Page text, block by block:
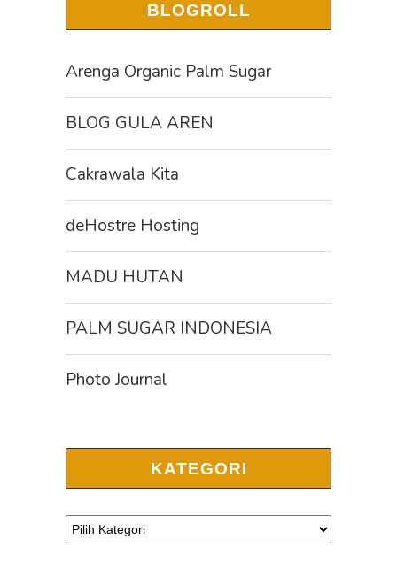
BLOGROLL
Arenga Organic Palm Sugar
BLOG GULA AREN
Cakrawala Kita
deHostre Hosting
MADU HUTAN
PALM SUGAR INDONESIA
Photo Journal
KATEGORI